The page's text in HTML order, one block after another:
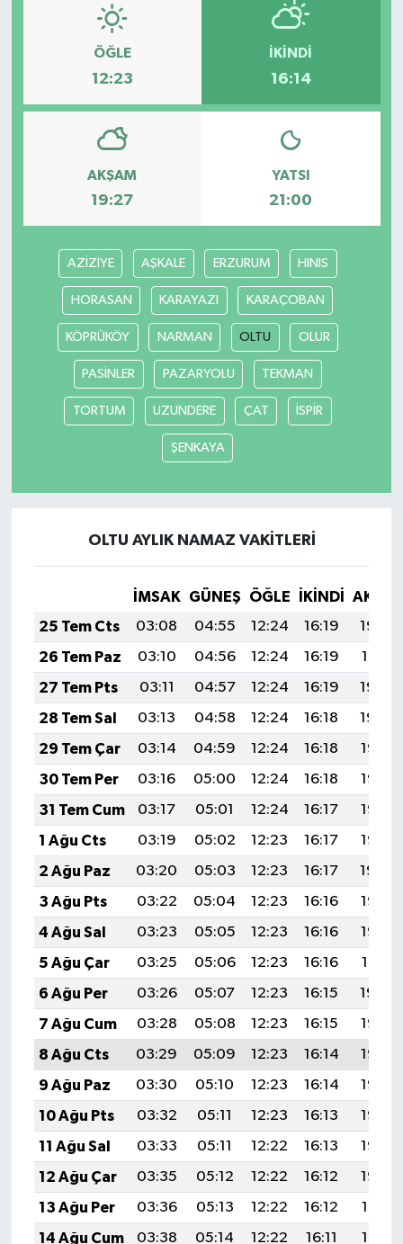
ÖĞLE
12:23
İKINDI
16:14
AKŞAM
19:27
YATSI
21:00
AZİZİYE AŞKALE ERZURUM HINIS
HORASAN KARAYAZI KARAÇOBAN
KÖPRÜKÖY NARMAN OLTU OLUR
PASİNLER PAZARYOLU TEKMAN
TORTUM UZUNDERE ÇAT İSPİR
ŞENKAYA
OLTU AYLIK NAMAZ VAKITLERI
İMSAK GÜNEŞ ÖĞLE İKINDI
25 Tem Cts
03:08 04:55 12:24 16:19
19:42
26 Tem Paz
03:10 04:56 12:24 16:19
19:41
27 Tem Pts
03:11 04:57 12:24 16:19
19:40
28 Tem Sal
03:13 04:58 12:24 16:18
19:39
29 Tem Çar
03:14 04:59 12:24 16:18
19:38
30 Tem Per
03:16 05:00 12:24 16:18
19:37
31 Tem Cum
03:17 05:01 12:24 16:17
19:36
1 Ağu Cts
03:19 05:02 12:23 16:17
19:35
2 Ağu Paz
03:20 05:03 12:23 16:17
19:34
3 Ağu Pts
03:22 05:04 12:23 16:16
19:33
4 Ağu Sal
03:23 05:05 12:23 16:16
19:32
5 Ağu Çar
03:25 05:06 12:23 16:16
19:31
6 Ağu Per
03:26 05:07 12:23 16:15
19:29
7 Ağu Cum
03:28 05:08 12:23 16:15
19:28
8 Ağu Cts
03:29 05:09 12:23 16:14
19:27
9 Ağu Paz
03:30 05:10 12:23 16:14
19:26
10 Ağu Pts
03:32 05:11 12:23 16:13
19:25
11 Ağu Sal
03:33 05:11 12:22 16:13
19:23
12 Ağu Çar
03:35 05:12 12:22 16:12
19:22
13 Ağu Per
03:36 05:13 12:22 16:12
19:21
14 Ağu Cum
03:38 05:14 12:22 16:11
19:19